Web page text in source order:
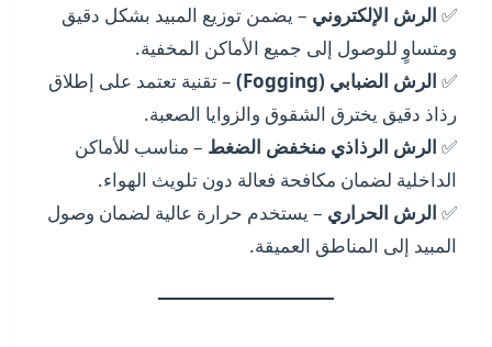
✅ الرش الإلكتروني – يضمن توزيع المبيد بشكل دقيق
ومتساوٍ للوصول إلى جميع الأماكن المخفية.
✅ الرش الضبابي (Fogging)
– تقنية تعتمد على إطلاق
رذاذ دقيق يخترق الشقوق والزوايا الصعبة.
✅ الرش الرذاذي منخفض الضغط – مناسب للأماكن
الداخلية لضمان مكافحة فعالة دون تلويث الهواء.
✅ الرش الحراري – يستخدم حرارة عالية لضمان وصول
المبيد إلى المناطق العميقة.